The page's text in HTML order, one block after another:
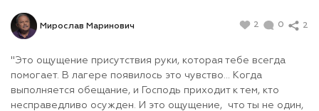
Мирослав Маринович 2 0 2
"Это ощущение присутствия руки, которая тебе всегда
помогает. В лагере появилось это чувство... Когда
выполняется обещание, и Господь приходит к тем, кто
несправедливо осужден. И это ощущение, что ты не один,